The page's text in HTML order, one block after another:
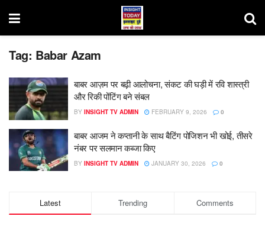
Tag: Babar Azam
बाबर आज़म पर बढ़ी आलोचना, संकट की घड़ी में रवि शास्त्री
और रिकी पोंटिंग बने संबल
BY INSIGHT TV ADMIN FEBRUARY 9, 2026 0
बाबर आजम ने कप्तानी के साथ बैटिंग पोजिशन भी खोई, तीसरे
नंबर पर सलमान कब्जा किए
BY INSIGHT TV ADMIN JANUARY 30, 2026 0
Latest Trending Comments